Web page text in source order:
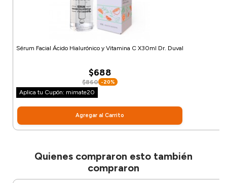
Sérum Facial Ácido Hialurónico y Vitamina C X30ml Dr. Duval
$688
$860 -20%
Aplica tu Cupón: mimate20
Agregar al Carrito
Quienes compraron esto también
compraron